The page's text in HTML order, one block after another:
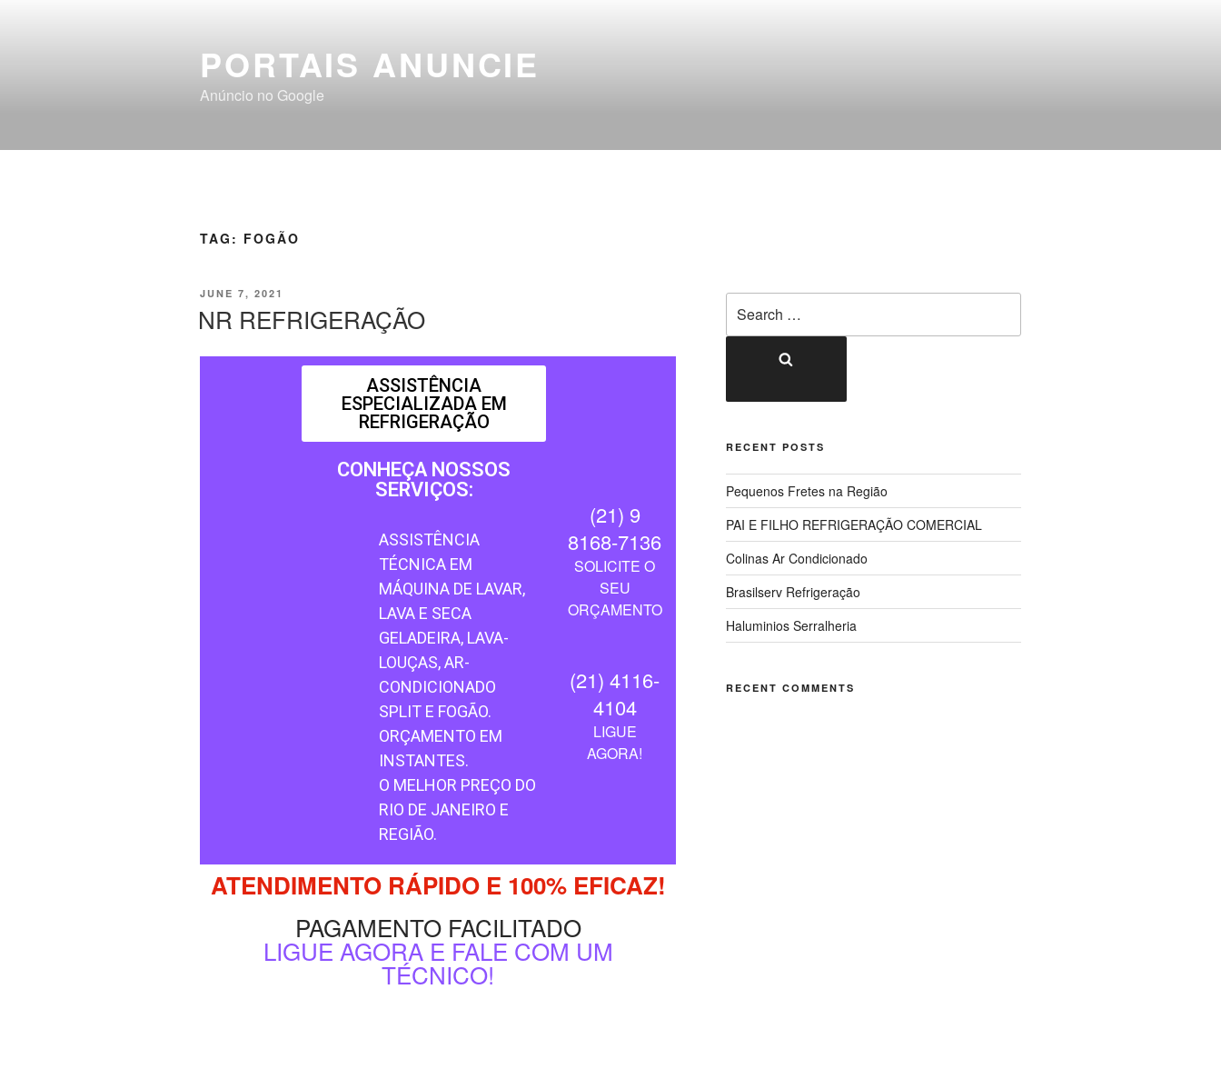
PORTAIS ANUNCIE
Anúncio no Google
TAG: FOGÃO
JUNE 7, 2021
NR REFRIGERAÇÃO
ASSISTÊNCIA
ESPECIALIZADA EM
REFRIGERAÇÃO
CONHEÇA NOSSOS
SERVIÇOS:
ASSISTÊNCIA
TÉCNICA EM
MÁQUINA DE LAVAR,
LAVA E SECA
GELADEIRA, LAVA-
LOUÇAS, AR-
CONDICIONADO
SPLIT E FOGÃO.
ORÇAMENTO EM
INSTANTES.
O MELHOR PREÇO DO
RIO DE JANEIRO E
REGIÃO.
(21) 9
8168-7136
SOLICITE O
SEU
ORÇAMENTO
(21) 4116-
4104
LIGUE
AGORA!
ATENDIMENTO RÁPIDO E 100% EFICAZ!
PAGAMENTO FACILITADO
LIGUE AGORA E FALE COM UM
TÉCNICO!
RECENT POSTS
Pequenos Fretes na Região
PAI E FILHO REFRIGERAÇÃO COMERCIAL
Colinas Ar Condicionado
Brasilserv Refrigeração
Haluminios Serralheria
RECENT COMMENTS